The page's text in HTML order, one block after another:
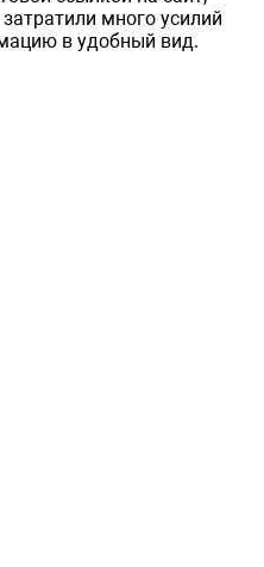
много усилий
в удобный вид.